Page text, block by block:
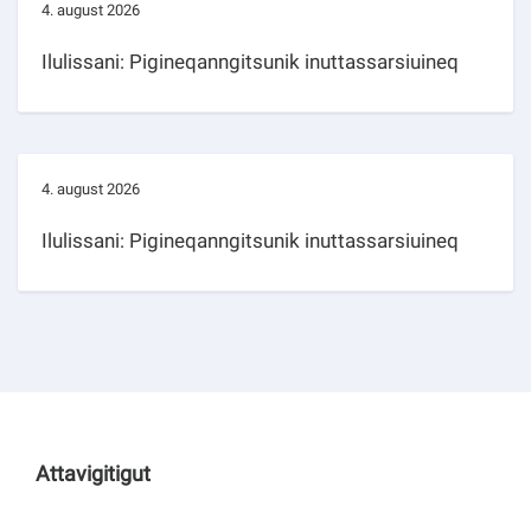
4. august 2026
Ilulissani: Pigineqanngitsunik inuttassarsiuineq
4. august 2026
Ilulissani: Pigineqanngitsunik inuttassarsiuineq
Attavigitigut